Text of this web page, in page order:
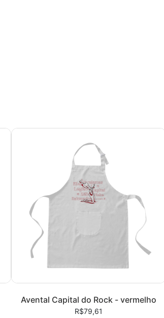
Avental Capital do Rock - vermelho
R$79,61